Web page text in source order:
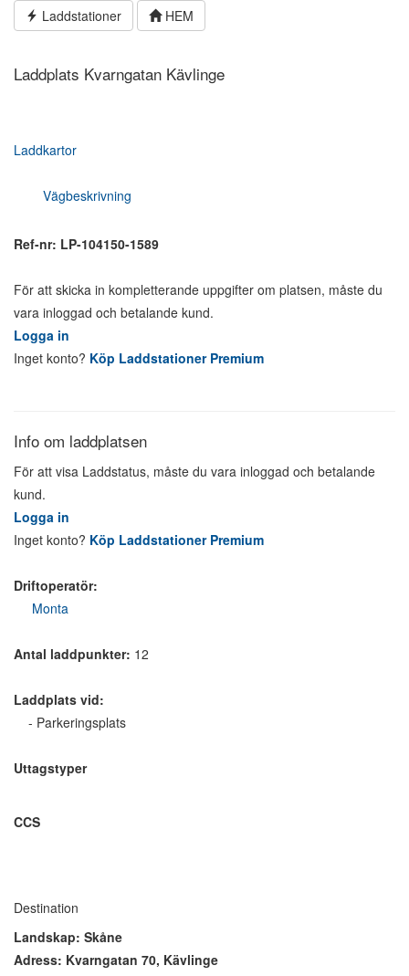
Hoppa Laddstationer HEM
Laddplats Kvarngatan Kävlinge
Laddkartor
Vägbeskrivning
Ref-nr: LP-104150-1589
För att skicka in kompletterande uppgifter om platsen, måste du
vara inloggad och betalande kund.
Logga in
Inget konto? Köp Laddstationer Premium
Info om laddplatsen
För att visa Laddstatus, måste du vara inloggad och betalande
kund.
Logga in
Inget konto? Köp Laddstationer Premium
Driftoperatör:
Monta
Antal laddpunkter: 12
Laddplats vid:
- Parkeringsplats
Uttagstyper
CCS
Destination
Landskap: Skåne
Adress: Kvarngatan 70, Kävlinge